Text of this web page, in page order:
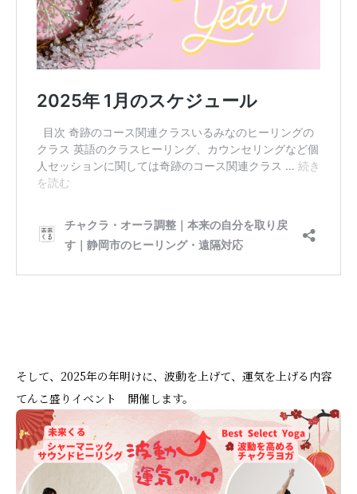
そして、2025年の年明けに、波動を上げて、運気を上げる内容
てんこ盛りイベント 開催します。